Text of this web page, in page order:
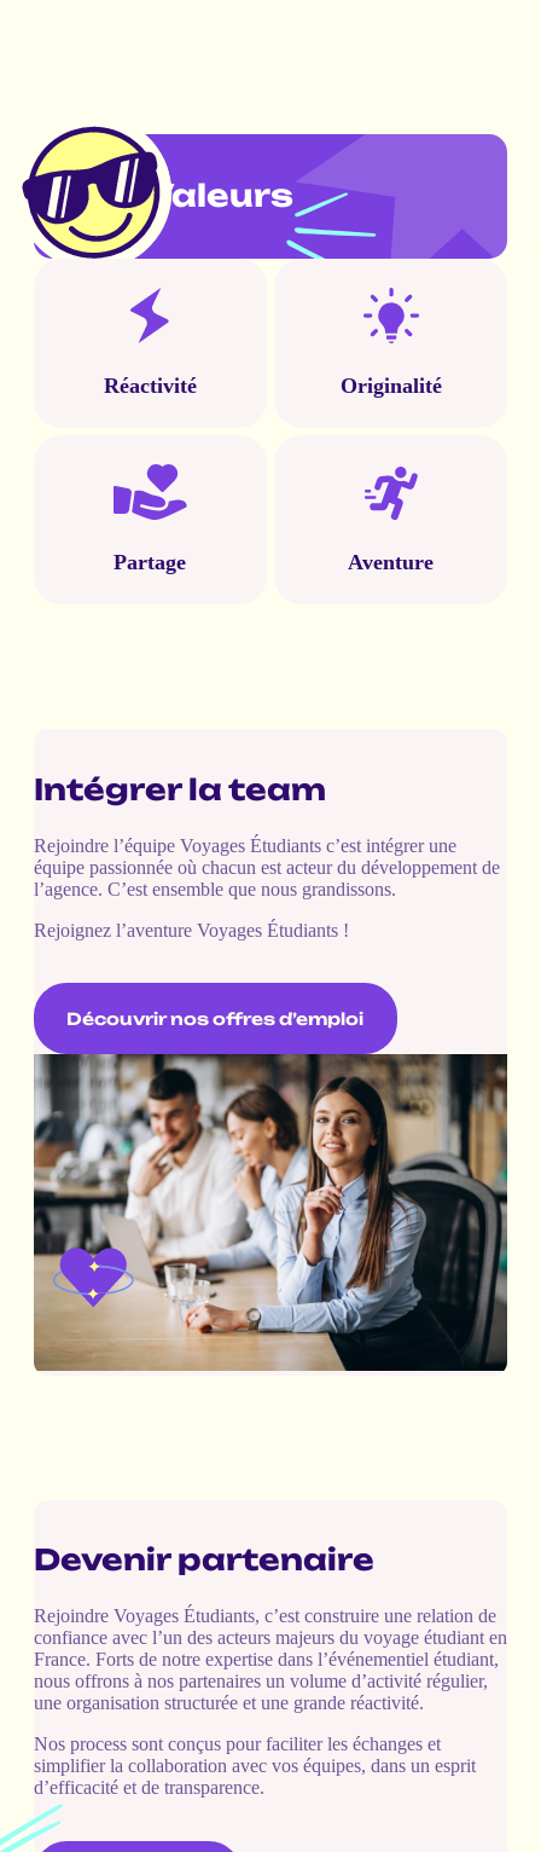
Nos Valeurs
Réactivité Originalité
Partage Aventure
Intégrer la team
Rejoindre l’équipe Voyages Étudiants c’est intégrer une
équipe passionnée où chacun est acteur du développement de
l’agence. C’est ensemble que nous grandissons.
Rejoignez l’aventure Voyages Étudiants !
Découvrir nos offres d’emploi
Devenir partenaire
Rejoindre Voyages Étudiants, c’est construire une relation de
confiance avec l’un des acteurs majeurs du voyage étudiant en
France. Forts de notre expertise dans l’événementiel étudiant,
nous offrons à nos partenaires un volume d’activité régulier,
une organisation structurée et une grande réactivité.
Nos process sont conçus pour faciliter les échanges et
simplifier la collaboration avec vos équipes, dans un esprit
d’efficacité et de transparence.